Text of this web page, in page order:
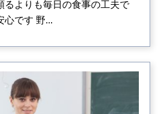
るよりも毎日の食事の工夫で
心です 野...